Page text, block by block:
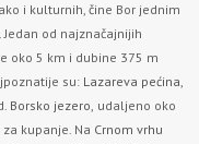
i kulturnih, čine Bor jednim
od najznačajnijih
oko 5 km i dubine 375 m
su: Lazareva pećina,
Borsko jezero, udaljeno oko
kupanje. Na Crnom vrhu